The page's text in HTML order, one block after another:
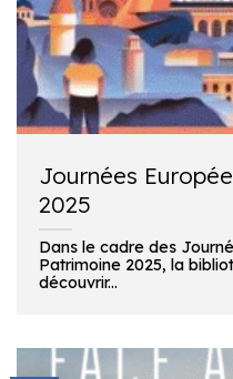
Journées
2025
Dans le cadre des
Patrimoine 2025, la
découvrir...